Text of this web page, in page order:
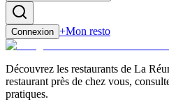
Connexion +Mon resto
Découvrez les restaurants de La
restaurant près de chez vous,
pratiques.